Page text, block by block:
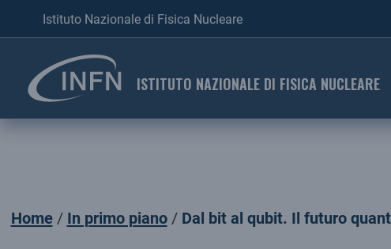
Istituto Nazionale di Fisica Nucleare
ISTITUTO NAZIONALE DI FISICA NUCLEARE
Home In primo piano Dal bit al qubit. Il futuro